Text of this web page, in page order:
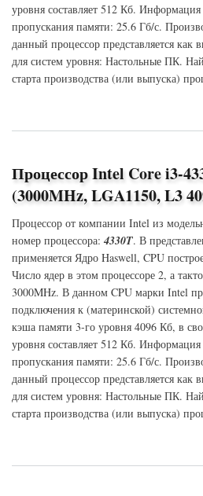
уровня составляет 512 Кб.
пропускания памяти: 25.6 Гб/с.
данный процессор представляется как
для систем уровня: Настольные ПК.
старта производства (или выпуска)
о Процессор Intel Core i3-4350T Haswell
Процессор Intel Core i3-
(3000MHz, LGA1150, L3
Процессор от компании Intel из
номер процессора: 4330T. В
применяется Ядро Haswell, CPU
Число ядер в этом процессоре 2, а
3000MHz. В данном CPU марки Intel
подключения к (материнской)
кэша памяти 3-го уровня 4096 Кб, в
уровня составляет 512 Кб.
пропускания памяти: 25.6 Гб/с.
данный процессор представляется как
для систем уровня: Настольные ПК.
старта производства (или выпуска)
о Процессор Intel Core i3-4330T Haswell